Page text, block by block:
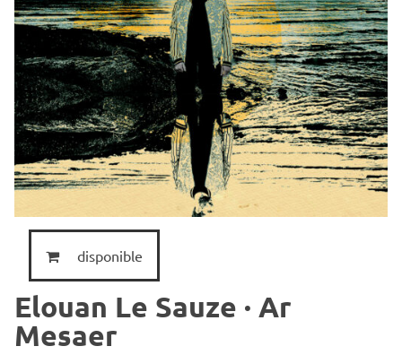
disponible
Elouan Le Sauze · Ar
Mesaer